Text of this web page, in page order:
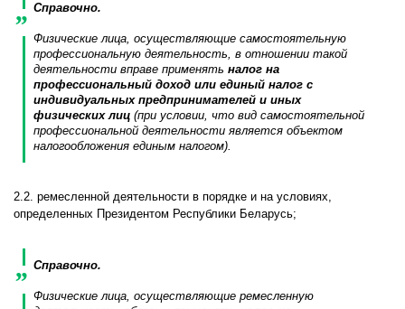
Справочно.
Физические лица, осуществляющие самостоятельную
профессиональную деятельность, в отношении такой
деятельности вправе применятьналог на
профессиональный доход или единый налог с
индивидуальных предпринимателей и иных
физических лиц (при условии, что вид самостоятельной
профессиональной деятельности является объектом
налогообложения единым налогом).
2.2. ремесленной деятельности в порядке и на условиях,
определенных Президентом Республики Беларусь;
Справочно.
Физические лица, осуществляющие ремесленную